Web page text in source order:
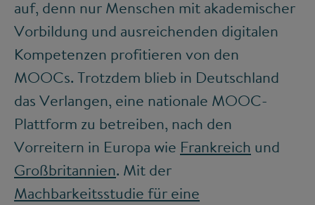
auf, denn nur Menschen mit akademischer
Vorbildung und ausreichenden digitalen
Kompetenzen profitieren von den
MOOCs. Trotzdem blieb in Deutschland
das Verlangen, eine nationale MOOC-
Plattform zu betreiben, nach den
Vorreitern in Europa wie Frankreich und
Großbritannien. Mit der
Machbarkeitsstudie für eine